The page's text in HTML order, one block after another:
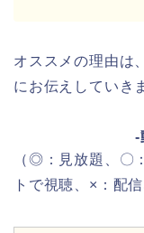
オススメの理由は
にお伝えしていき
-
（◎：見放題、〇
トで視聴、×：配信